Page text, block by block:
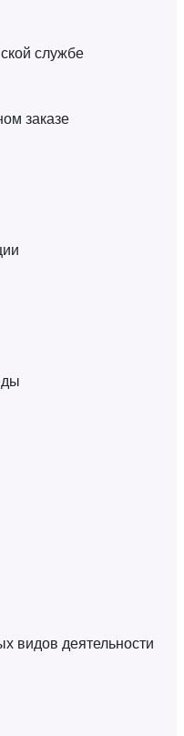
службе
заказе
видов деятельности